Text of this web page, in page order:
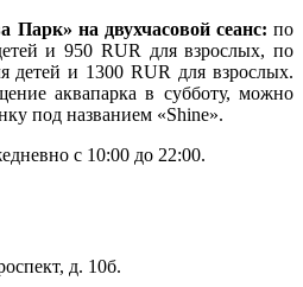
на двухчасовой сеанс: по
и 950 RUR для взрослых, по
и 1300 RUR для взрослых.
аквапарка в субботу, можно
под названием «Shine».
с 10:00 до 22:00.
д. 10б.